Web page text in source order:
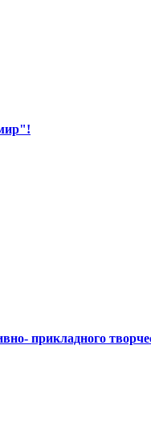
прикладного